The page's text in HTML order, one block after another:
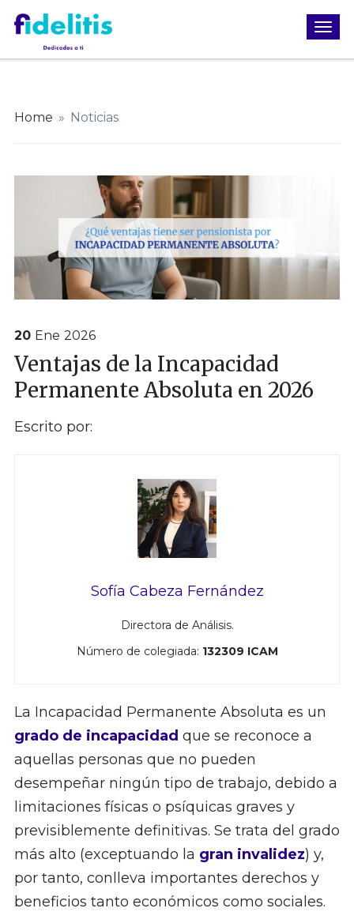
Home » Noticias
20 Ene 2026
Ventajas de la Incapacidad
Permanente Absoluta en 2026
Escrito por:
Sofía Cabeza Fernández
Directora de Análisis.
Número de colegiada: 132309 ICAM
La Incapacidad Permanente Absoluta es un
grado de incapacidad que se reconoce a
aquellas personas que no pueden
desempeñar ningún tipo de trabajo, debido a
limitaciones físicas o psíquicas graves y
previsiblemente definitivas. Se trata del grado
más alto (exceptuando la gran invalidez) y,
por tanto, conlleva importantes derechos y
beneficios tanto económicos como sociales.